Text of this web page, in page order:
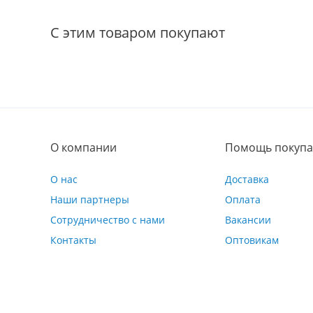
С этим товаром покупают
О компании
О нас
Наши партнеры
Сотрудничество с нами
Контакты
Помощь
Доставка
Оплата
Вакансии
Оптовикам